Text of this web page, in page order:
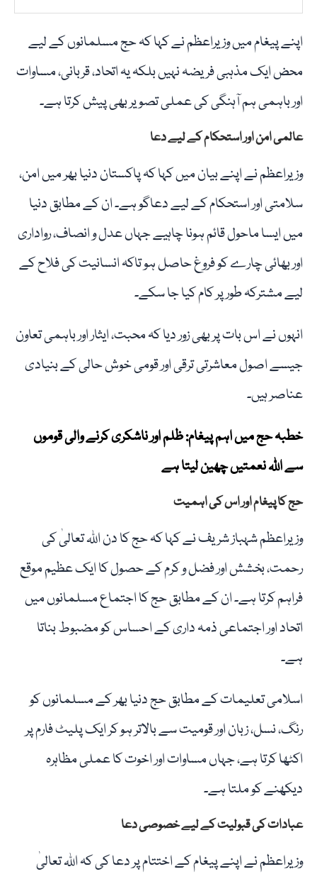
اپنے پیغام میں وزیراعظم نے کہا کہ حج مسلمانوں کے لیے
محض ایک مذہبی فریضہ نہیں بلکہ یہ اتحاد، قربانی، مساوات
اور باہمی ہم آہنگی کی عملی تصویر بھی پیش کرتا ہے۔
عالمی امن اور استحکام کے لیے دعا
وزیراعظم نے اپنے بیان میں کہا کہ پاکستان دنیا بھر میں امن،
سلامتی اور استحکام کے لیے دعاگو ہے۔ ان کے مطابق دنیا
میں ایسا ماحول قائم ہونا چاہیے جہاں عدل و انصاف، رواداری
اور بھائی چارے کو فروغ حاصل ہو تاکہ انسانیت کی فلاح کے
لیے مشترکہ طور پر کام کیا جا سکے۔
انہوں نے اس بات پر بھی زور دیا کہ محبت، ایثار اور باہمی تعاون
جیسے اصول معاشرتی ترقی اور قومی خوش حالی کے بنیادی
عناصر ہیں۔
خطبہ حج میں اہم پیغام: ظلم اور ناشکری کرنے والی قوموں
سے اللہ نعمتیں چھین لیتا ہے
حج کا پیغام اور اس کی اہمیت
وزیراعظم شہباز شریف نے کہا کہ حج کا دن اللہ تعالیٰ کی
رحمت، بخشش اور فضل و کرم کے حصول کا ایک عظیم موقع
فراہم کرتا ہے۔ ان کے مطابق حج کا اجتماع مسلمانوں میں
اتحاد اور اجتماعی ذمہ داری کے احساس کو مضبوط بناتا
ہے۔
اسلامی تعلیمات کے مطابق حج دنیا بھر کے مسلمانوں کو
رنگ، نسل، زبان اور قومیت سے بالاتر ہو کر ایک پلیٹ فارم پر
اکٹھا کرتا ہے، جہاں مساوات اور اخوت کا عملی مظاہرہ
دیکھنے کو ملتا ہے۔
عبادات کی قبولیت کے لیے خصوصی دعا
وزیراعظم نے اپنے پیغام کے اختتام پر دعا کی کہ اللہ تعالیٰ